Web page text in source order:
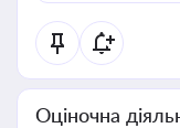
Оціночна